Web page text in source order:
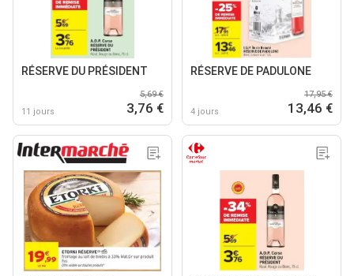
RÉSERVE DU PRÉSIDENT
11 jours
5,69 €
3,76 €
RÉSERVE DE PADULONE
4 jours
17,95 €
13,46 €